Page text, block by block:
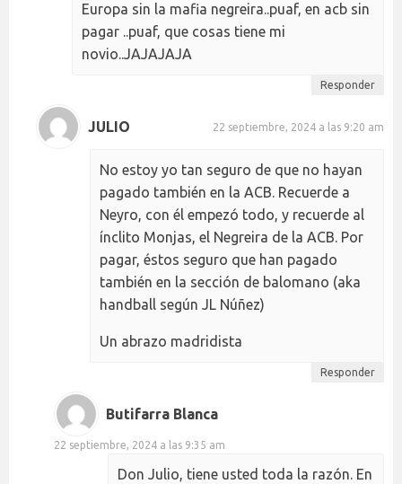
Europa sin la mafia negreira..puaf, en acb sin
pagar ..puaf, que cosas tiene mi
novio..JAJAJAJA
Responder
JULIO 22 septiembre, 2024 a las 9:20 am
No estoy yo tan seguro de que no hayan
pagado también en la ACB. Recuerde a
Neyro, con él empezó todo, y recuerde al
ínclito Monjas, el Negreira de la ACB. Por
pagar, éstos seguro que han pagado
también en la sección de balomano (aka
handball según JL Núñez)
Un abrazo madridista
Responder
Butifarra Blanca
22 septiembre, 2024 a las 9:35 am
Don Julio, tiene usted toda la razón. En